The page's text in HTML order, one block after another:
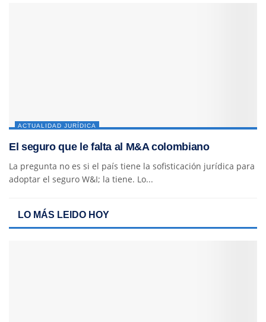
ACTUALIDAD JURÍDICA
El seguro que le falta al M&A colombiano
La pregunta no es si el país tiene la sofisticación jurídica para
adoptar el seguro W&I; la tiene. Lo...
LO MÁS LEIDO HOY